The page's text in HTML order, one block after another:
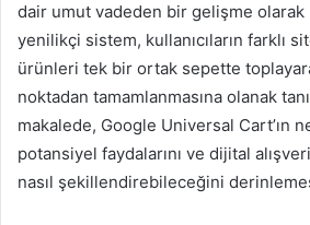
dair umut vadeden bir gelişme olarak
yenilikçi sistem, kullanıcıların farklı
ürünleri tek bir ortak sepette
noktadan tamamlanmasına olanak
makalede, Google Universal Cart’ın
potansiyel faydalarını ve dijital
nasıl şekillendirebileceğini